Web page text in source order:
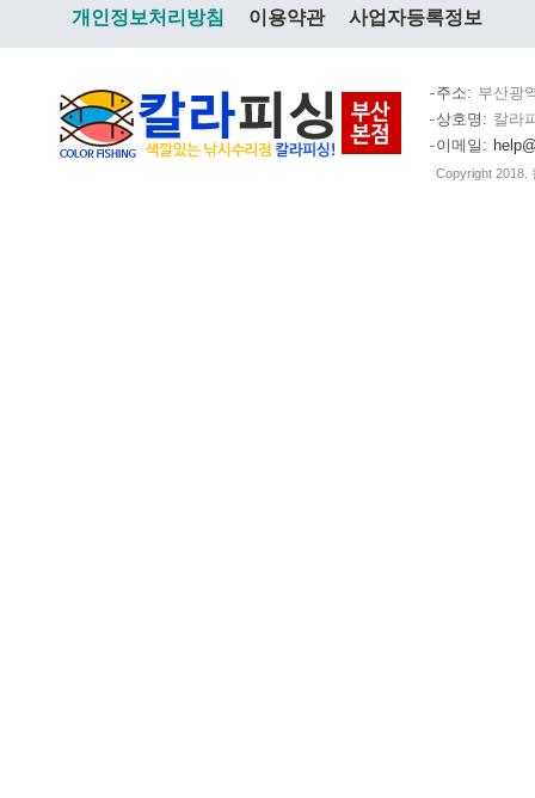
개인정보처리방침 이용약관 사업자등록정보
주소
부산광
상호명
칼라
이메일
Copyright 2018.